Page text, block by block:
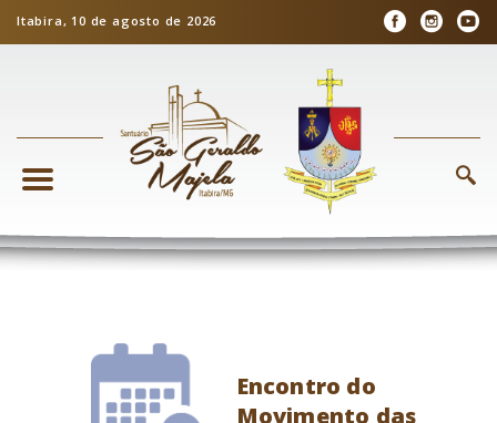
Itabira, 10 de agosto de 2026
Encontro do
Movimento das